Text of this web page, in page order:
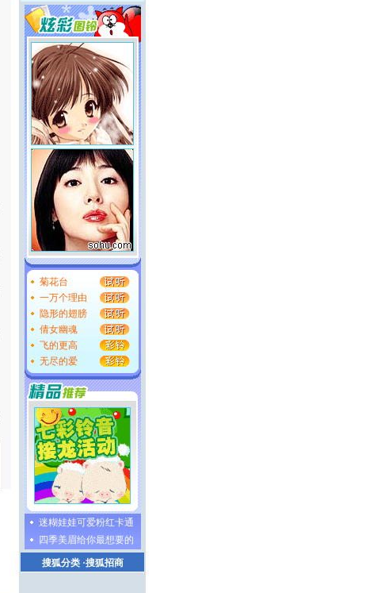
菊花台
一万个理由
隐形的翅膀
倩女幽魂
飞的更高
无尽的爱
迷糊娃娃可爱粉红卡通
四季美眉给你最想要的
搜狐分类·搜狐招商